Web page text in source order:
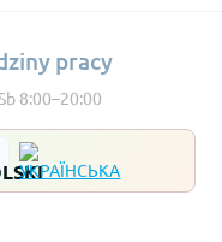
pracy
8:00–20:00